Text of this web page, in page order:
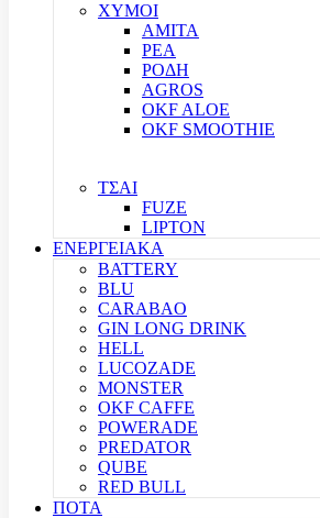
ΧΥΜΟΙ
ΑΜΙΤΑ
ΡΕΑ
ΡΟΔΗ
AGROS
OKF ALOE
OKF SMOOTHIE
ΤΣΑΙ
FUZE
LIPTON
ΕΝΕΡΓΕΙΑΚΑ
BATTERY
BLU
CARABAO
GIN LONG DRINK
HELL
LUCOZADE
MONSTER
OKF CAFFE
POWERADE
PREDATOR
QUBE
RED BULL
ΠΟΤΑ